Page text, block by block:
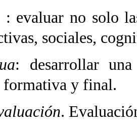
: evaluar no solo
sociales,
: desarrollar
y final.
.